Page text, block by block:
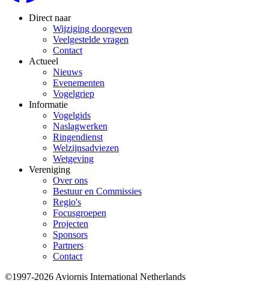
Direct naar
Wijziging doorgeven
Veelgestelde vragen
Contact
Actueel
Nieuws
Evenementen
Vogelgriep
Informatie
Vogelgids
Naslagwerken
Ringendienst
Welzijnsadviezen
Wetgeving
Vereniging
Over ons
Bestuur en Commissies
Regio's
Focusgroepen
Projecten
Sponsors
Partners
Contact
©1997-2026 Aviornis International Netherlands